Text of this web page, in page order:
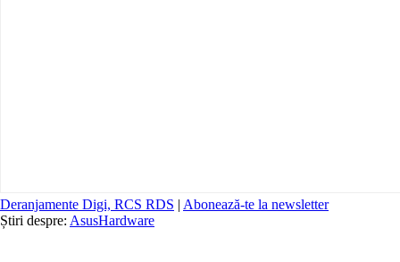
Deranjamente Digi, RCS RDS | Abonează-te la newsletter
Știri despre: AsusHardware